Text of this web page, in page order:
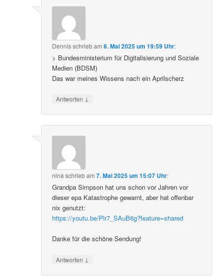
Dennisschriebam6. Mai 2025 um 19:59 Uhr:
> Bundesministerium für Digitalisierung und Soziale
Medien (BDSM)
Das war meines Wissens nach ein Aprilscherz
Antworten ↓
nina schriebam7. Mai 2025 um 15:07 Uhr:
Grandpa Simpson hat uns schon vor Jahren vor
dieser epa Katastrophe gewarnt, aber hat offenbar
nix genutzt:
https://youtu.be/Plr7_SAuB6g?feature=shared
Danke für die schöne Sendung!
Antworten ↓